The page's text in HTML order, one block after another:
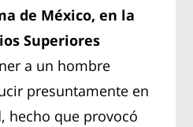
de México, en la
Superiores
a un hombre
presuntamente en
hecho que provocó